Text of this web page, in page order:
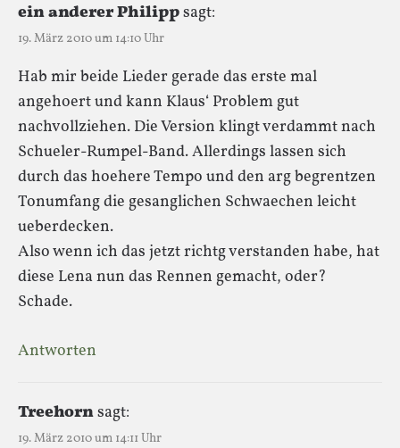
ein anderer Philippsagt:
19. März 2010 um 14:10 Uhr
Hab mir beide Lieder gerade das erste mal
angehoert und kann Klaus‘ Problem gut
nachvollziehen. Die Version klingt verdammt nach
Schueler-Rumpel-Band. Allerdings lassen sich
durch das hoehere Tempo und den arg begrentzen
Tonumfang die gesanglichen Schwaechen leicht
ueberdecken.
Also wenn ich das jetzt richtg verstanden habe, hat
diese Lena nun das Rennen gemacht, oder?
Schade.
Antworten
Treehornsagt:
19. März 2010 um 14:11 Uhr